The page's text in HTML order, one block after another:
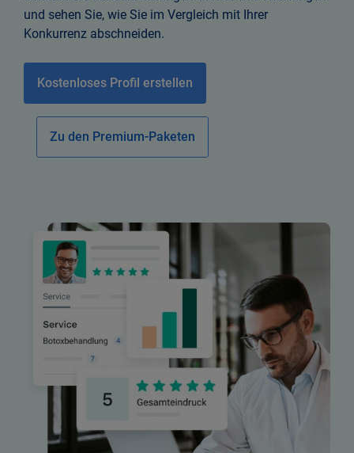
und sehen Sie, wie Sie im Vergleich mit Ihrer
Konkurrenz abschneiden.
Kostenloses Profil erstellen
Zu den Premium-Paketen